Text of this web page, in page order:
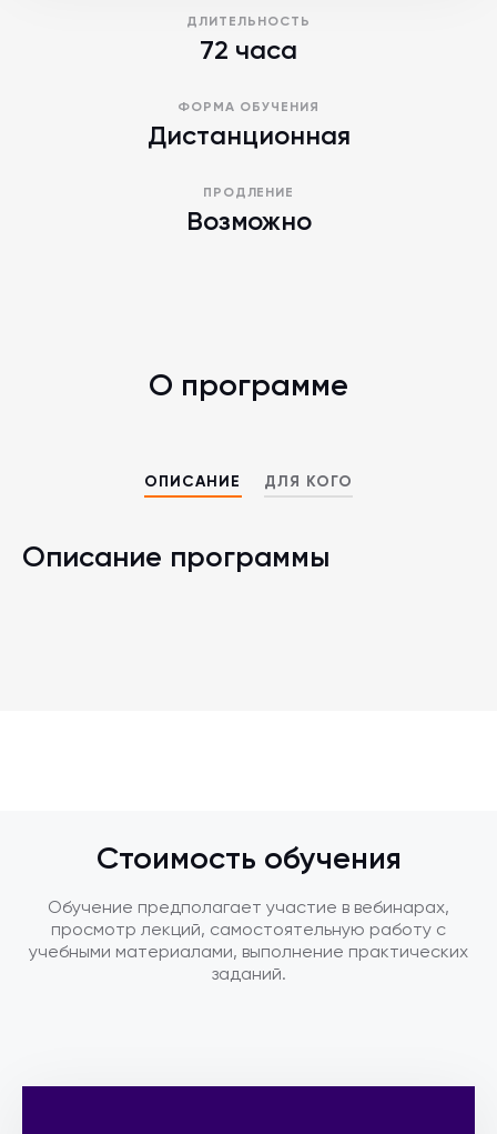
ДЛИТЕЛЬНОСТЬ
72 часа
ФОРМА ОБУЧЕНИЯ
Дистанционная
ПРОДЛЕНИЕ
Возможно
О программе
ОПИСАНИЕ ДЛЯ КОГО
Описание программы
Стоимость обучения
Обучение предполагает участие в вебинарах,
просмотр лекций, самостоятельную работу с
учебными материалами, выполнение практических
заданий.